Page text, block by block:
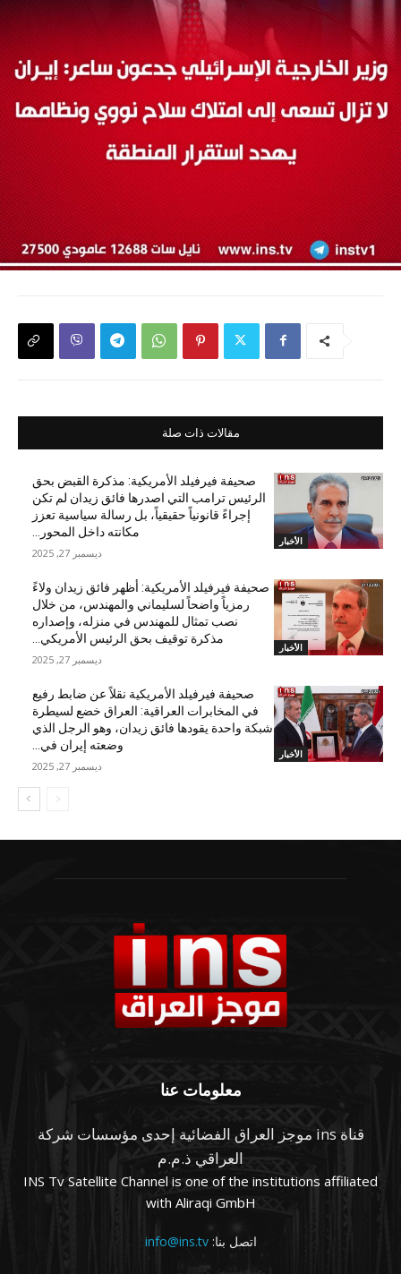
مقالات ذات صلة
الأخبار
صحيفة فيرفيلد الأمريكية: مذكرة القبض بحق
الرئيس ترامب التي اصدرها فائق زيدان لم تكن
إجراءً قانونياً حقيقياً، بل رسالة سياسية تعزز
مكانته داخل المحور...
ديسمبر 27, 2025
الأخبار
صحيفة فيرفيلد الأمريكية: أظهر فائق زيدان ولاءً
رمزياً واضحاً لسليماني والمهندس، من خلال
نصب تمثال للمهندس في منزله، وإصداره
مذكرة توقيف بحق الرئيس الأمريكي...
ديسمبر 27, 2025
الأخبار
صحيفة فيرفيلد الأمريكية نقلاً عن ضابط رفيع
في المخابرات العراقية: العراق خضع لسيطرة
شبكة واحدة يقودها فائق زيدان، وهو الرجل الذي
وضعته إيران في...
ديسمبر 27, 2025
معلومات عنا
قناة ins موجز العراق الفضائية إحدى مؤسسات شركة
العراقي ذ.م.م
INS Tv Satellite Channel is one of the institutions affiliated
with Aliraqi GmbH
اتصل بنا:info@ins.tv